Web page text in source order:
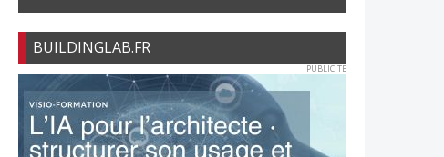
BUILDINGLAB.FR
PUBLICITE